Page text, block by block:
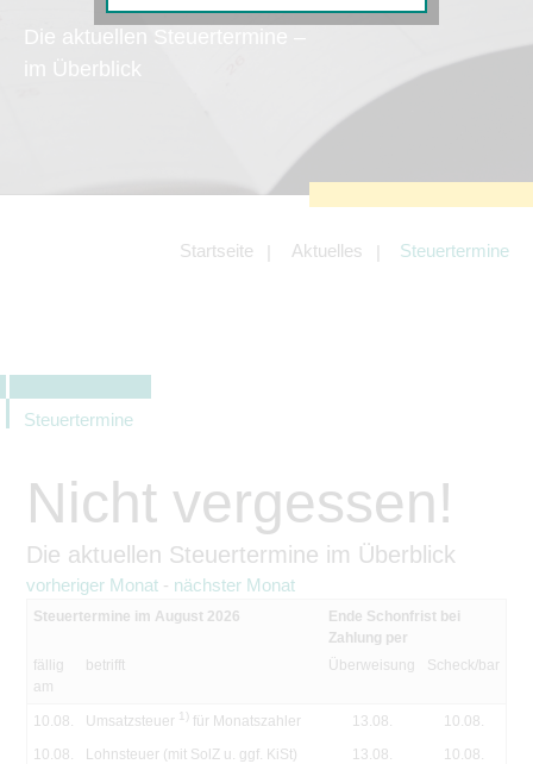
Die aktuellen Steuertermine –
im Überblick
Startseite Aktuelles Steuertermine
Steuertermine
Nicht vergessen!
Die aktuellen Steuertermine im Überblick
vorheriger Monat - nächster Monat
Steuertermine im August 2026
Ende Schonfrist bei
Zahlung per
fällig
am
betrifft Überweisung Scheck/bar
10.08. Umsatzsteuer 1) für Monatszahler 13.08.
10.08.
10.08.
Lohnsteuer (mit SolZ u. ggf. KiSt) 13.08.
10.08.
Diese Cookies sind erforderlich, um die
Tracking- und Targeting-Cookies
Diese Cookies sind erforderlich, um
unsere Website auf Ihre Bedürfnisse hin
zu optimieren. Hierzu gehört eine
bedarfsgerechte Gestaltung und
fortlaufende Verbesserung unseres
Angebotes einschließlich der
Angeboten von z.B. Facebook und
LinkedIn.